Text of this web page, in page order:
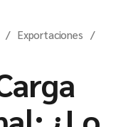
Exportaciones